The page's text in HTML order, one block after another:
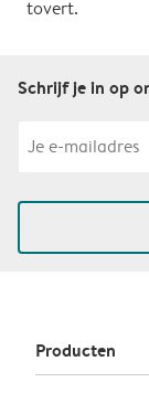
tovert.
Schrijf je in op
Producten